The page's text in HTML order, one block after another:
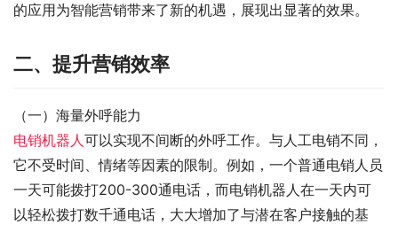
的应用为智能营销带来了新的机遇，展现出显著的效果。
二、提升营销效率
（一）海量外呼能力
电销机器人可以实现不间断的外呼工作。与人工电销不同，
它不受时间、情绪等因素的限制。例如，一个普通电销人员
一天可能拨打200-300通电话，而电销机器人在一天内可
以轻松拨打数千通电话，大大增加了与潜在客户接触的基